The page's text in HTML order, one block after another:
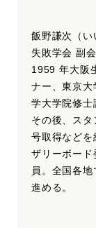
飯野謙次（い
失敗学会 副
1959 年大阪
ナー、東京大
学大学院修士
その後、ス
号取得などを
ザリーボード
員。全国各
進める。